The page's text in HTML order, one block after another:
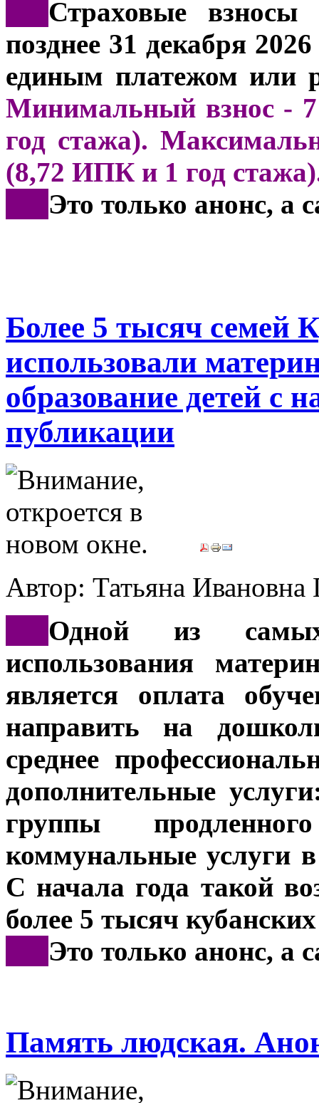
Страховые взносы
позднее 31 декабря
единым платежом или
Минимальный взнос -
год стажа).
(8,72 ИПК и 1 год
Это только анонс, а
Более 5 тысяч семей
использовали
образование детей с
публикации
Автор: Татьяна
Одной из самых
использования
является оплата
направить на
среднее
дополнительные
группы
коммунальные услуги
С начала года такой
более 5 тысяч
Это только анонс, а
Память людская.